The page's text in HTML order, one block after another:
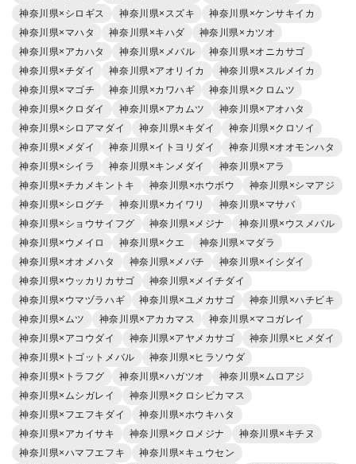
神奈川県×シロギス
神奈川県×スズキ
神奈川県×ケンサキイカ
神奈川県×マハタ
神奈川県×キハダ
神奈川県×カツオ
神奈川県×アカハタ
神奈川県×メバル
神奈川県×オニカサゴ
神奈川県×チダイ
神奈川県×アオリイカ
神奈川県×スルメイカ
神奈川県×マゴチ
神奈川県×カワハギ
神奈川県×クロムツ
神奈川県×クロダイ
神奈川県×アカムツ
神奈川県×アオハタ
神奈川県×シロアマダイ
神奈川県×キダイ
神奈川県×クロソイ
神奈川県×メダイ
神奈川県×イトヨリダイ
神奈川県×オオモンハタ
神奈川県×シイラ
神奈川県×キンメダイ
神奈川県×アラ
神奈川県×チカメキントキ
神奈川県×ホウボウ
神奈川県×シマアジ
神奈川県×シログチ
神奈川県×カイワリ
神奈川県×マサバ
神奈川県×ショウサイフグ
神奈川県×メジナ
神奈川県×ウスメバル
神奈川県×ウメイロ
神奈川県×クエ
神奈川県×マダラ
神奈川県×オオメハタ
神奈川県×メバチ
神奈川県×イシダイ
神奈川県×ウッカリカサゴ
神奈川県×メイチダイ
神奈川県×ウマヅラハギ
神奈川県×ユメカサゴ
神奈川県×ハチビキ
神奈川県×ムツ
神奈川県×アカカマス
神奈川県×マコガレイ
神奈川県×アコウダイ
神奈川県×アヤメカサゴ
神奈川県×ヒメダイ
神奈川県×トゴットメバル
神奈川県×ヒラソウダ
神奈川県×トラフグ
神奈川県×ハガツオ
神奈川県×ムロアジ
神奈川県×ムシガレイ
神奈川県×クロシビカマス
神奈川県×フエフキダイ
神奈川県×ホウキハタ
神奈川県×アカイサキ
神奈川県×クロメジナ
神奈川県×キチヌ
神奈川県×ハマフエフキ
神奈川県×キュウセン